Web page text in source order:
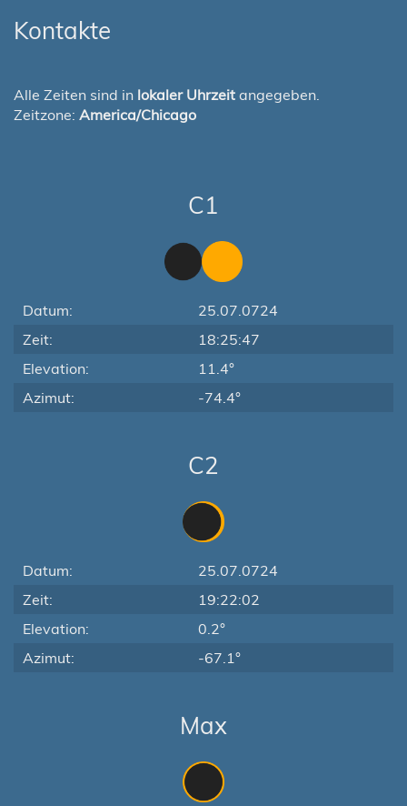
Kontakte
Alle Zeiten sind in lokaler Uhrzeit angegeben.
Zeitzone: America/Chicago
C1
Datum:
25.07.0724
Zeit:
18:25:47
Elevation:
11.4°
Azimut:
-74.4°
C2
Datum:
25.07.0724
Zeit:
19:22:02
Elevation:
0.2°
Azimut:
-67.1°
Max